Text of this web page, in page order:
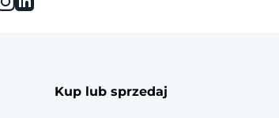
Kup lub sprzedaj